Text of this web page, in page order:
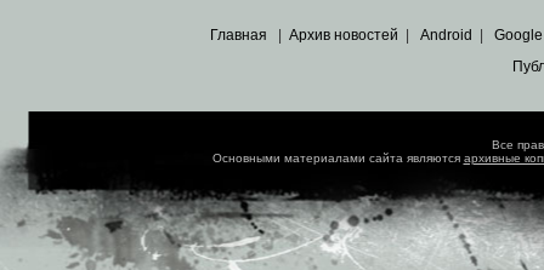
Главная Архив новостей Android Google
Все
Основными материалами сайта являются архивные